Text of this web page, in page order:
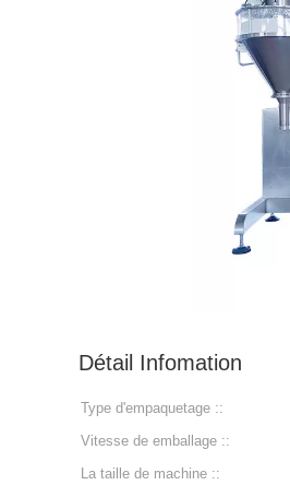
Détail Infomation
Type d'empaquetage ::
Vitesse de emballage ::
La taille de machine ::